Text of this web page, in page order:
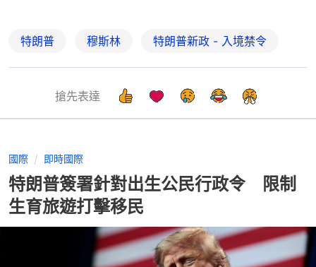
特朗普 穆斯林 特朗普新政 - 入境禁令
搶先表達
國際 即時國際
特朗普簽署針對出生公民行政令 限制
生育旅遊打擊移民